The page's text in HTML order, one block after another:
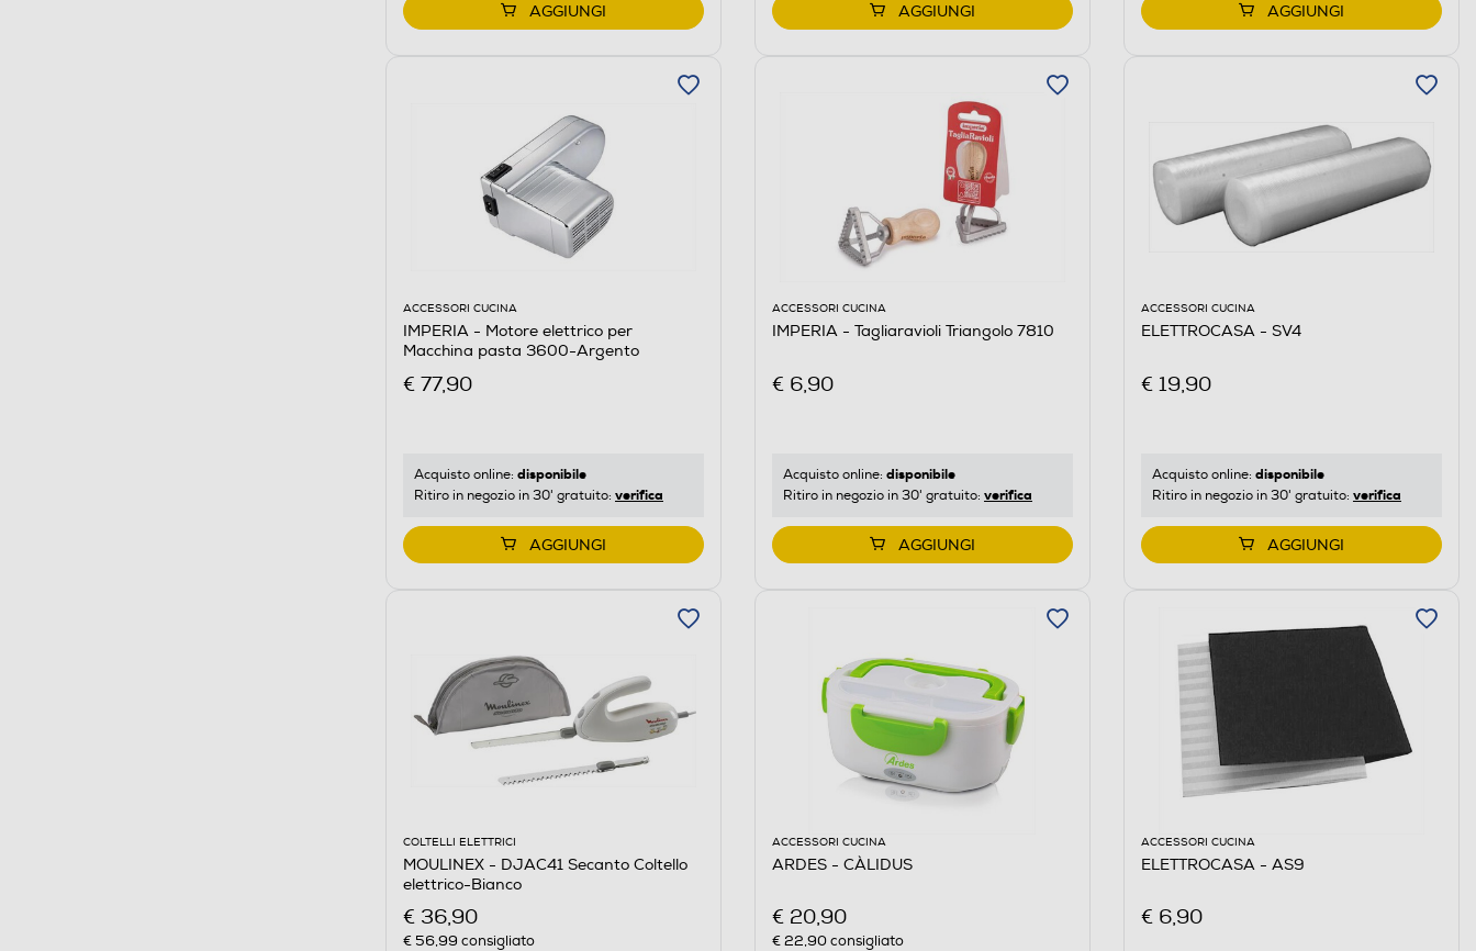
AGGIUNGI AGGIUNGI AGGIUNGI
ACCESSORI CUCINA
IMPERIA - Motore elettrico per
Macchina pasta 3600-Argento
€ 77,90
Acquisto online: disponibile
Ritiro in negozio in 30' gratuito: verifica
AGGIUNGI
ACCESSORI CUCINA
IMPERIA - Tagliaravioli Triangolo 7810
€ 6,90
Acquisto online: disponibile
Ritiro in negozio in 30' gratuito: verifica
AGGIUNGI
ACCESSORI CUCINA
ELETTROCASA - SV4
€ 19,90
Acquisto online: disponibile
Ritiro in negozio in 30' gratuito: verifica
AGGIUNGI
COLTELLI ELETTRICI
MOULINEX - DJAC41 Secanto Coltello
elettrico-Bianco
€ 36,90
€ 56,99 consigliato
ACCESSORI CUCINA
ARDES - CÀLIDUS
€ 20,90
€ 22,90consigliato
ACCESSORI CUCINA
ELETTROCASA - AS9
€ 6,90